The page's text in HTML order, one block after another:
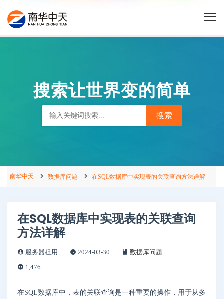
搜索让世界变的简单
南华中天 数据库问题 在SQL数据库中实现表的关联查询方法详解
在SQL数据库中实现表的关联查询
方法详解
服务器租用 2024-03-30
数据库问题
1,476
在SQL数据库中，表的关联查询是一种重要的操作，用于从多